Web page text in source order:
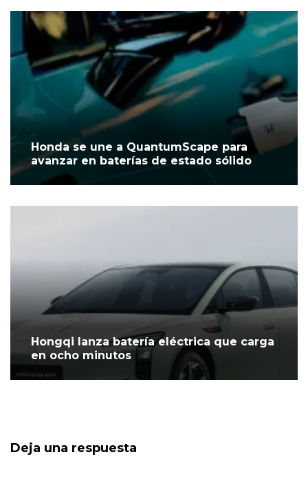
Honda se une a QuantumScape para
avanzar en baterías de estado sólido
Hongqi lanza batería eléctrica que carga
en ocho minutos
Deja una respuesta